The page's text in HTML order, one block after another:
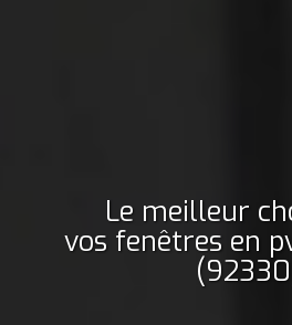
Le meilleur
vos fenêtres en